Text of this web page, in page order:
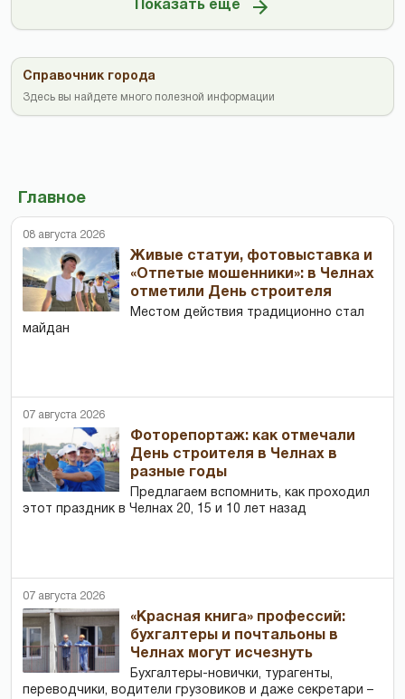
Показать ещё
Справочник города
Здесь вы найдете много полезной информации
Главное
08 августа 2026
Живые статуи, фотовыставка и
«Отпетые мошенники»: в Челнах
отметили День строителя
Местом действия традиционно стал
майдан
07 августа 2026
Фоторепортаж: как отмечали
День строителя в Челнах в
разные годы
Предлагаем вспомнить, как проходил
этот праздник в Челнах 20, 15 и 10 лет назад
07 августа 2026
«Красная книга» профессий:
бухгалтеры и почтальоны в
Челнах могут исчезнуть
Бухгалтеры-новички, тур­агенты,
переводчики, водители грузовиков и даже секретари –